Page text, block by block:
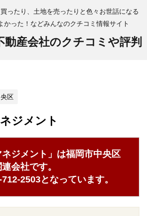
ったり、土地を売ったりと色々お世話になる
かった！などみんなのクチコミ情報サイト
動産会社のクチコミや評判
区
ジメント
ネジメント」は福岡市中央区
会社です。
2503となっています。